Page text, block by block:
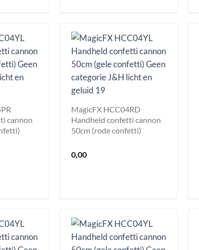
cannon
MagicFX HCC04RD
Handheld confetti cannon
50cm (rode confetti)
0,00